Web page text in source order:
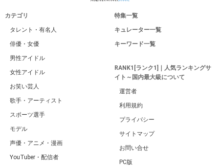
カテゴリ
タレント・有名人
俳優・女優
男性アイドル
女性アイドル
お笑い芸人
歌手・アーティスト
スポーツ選手
モデル
声優・アニメ・漫画
YouTuber・配信者
特集一覧
キュレーター一覧
キーワード一覧
RANK1[ランク1]｜人気ランキングサ
イト～国内最大級について
運営者
利用規約
プライバシー
サイトマップ
お問い合せ
PC版